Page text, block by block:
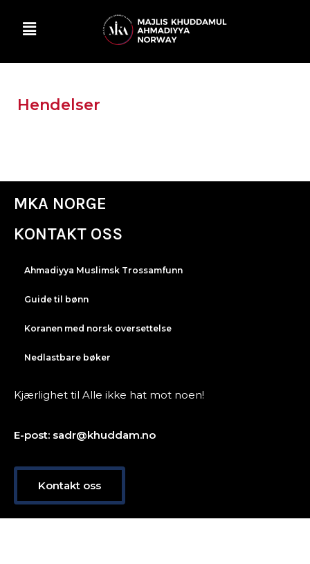
Hendelser
MKA NORGE
KONTAKT OSS
Ahmadiyya Muslimsk Trossamfunn
Guide til bønn
Koranen med norsk oversettelse
Nedlastbare bøker
Kjærlighet til Alle ikke hat mot noen!
E-post: sadr@khuddam.no
Kontakt oss